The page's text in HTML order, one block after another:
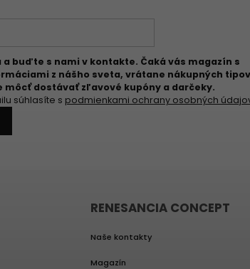
a buďte s nami v kontakte. Čaká vás magazín s
z nášho sveta, vrátane nákupných
môcť dostávať zľavové kupóny a darčeky.
súhlasíte s podmienkami ochrany osobných
RENESANCIA CONCEPT
Naše kontakty
Magazín